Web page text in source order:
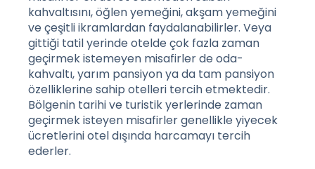
kahvaltısını, öğlen yemeğini, akşam yemeğini
ve çeşitli ikramlardan faydalanabilirler. Veya
gittiği tatil yerinde otelde çok fazla zaman
geçirmek istemeyen misafirler de oda-
kahvaltı, yarım pansiyon ya da tam pansiyon
özelliklerine sahip otelleri tercih etmektedir.
Bölgenin tarihi ve turistik yerlerinde zaman
geçirmek isteyen misafirler genellikle yiyecek
ücretlerini otel dışında harcamayı tercih
ederler.